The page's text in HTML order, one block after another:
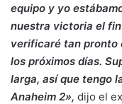
equipo y yo
nuestra victoria el fin
verificaré tan pronto
los próximos días.
larga, así que tengo
Anaheim 2», dijo el